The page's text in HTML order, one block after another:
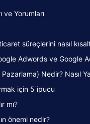
ve Yorumları
süreçlerini nasıl
Adwords ve Google
Nedir? Nasıl
için 5 ipucu
mı?
önemi nedir?